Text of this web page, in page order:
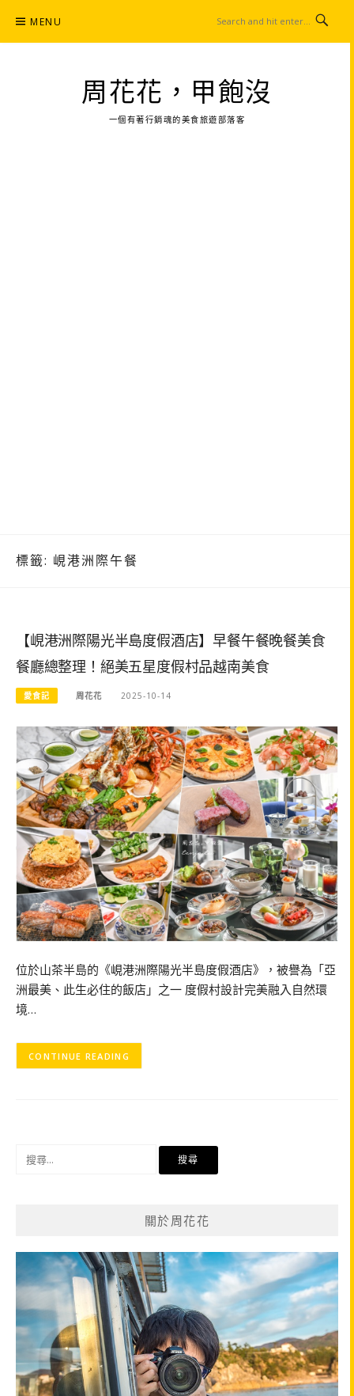
content
MENU
周花花，甲飽沒
一個有著行銷魂的美食旅遊部落客
標籤: 峴港洲際午餐
【峴港洲際陽光半島度假酒店】早餐午餐晚餐美食
餐廳總整理！絕美五星度假村品越南美食
愛食記 周花花 2025-10-14
位於山茶半島的《峴港洲際陽光半島度假酒店》，被譽為「亞
洲最美、此生必住的飯店」之一 度假村設計完美融入自然環
境…
CONTINUE READING
關於周花花